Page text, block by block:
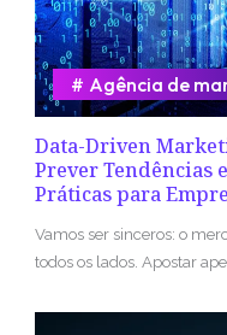
Data-Driven
Prever Tendências
Práticas para
Agência de
Vamos ser sinceros: o
todos os lados. Apostar